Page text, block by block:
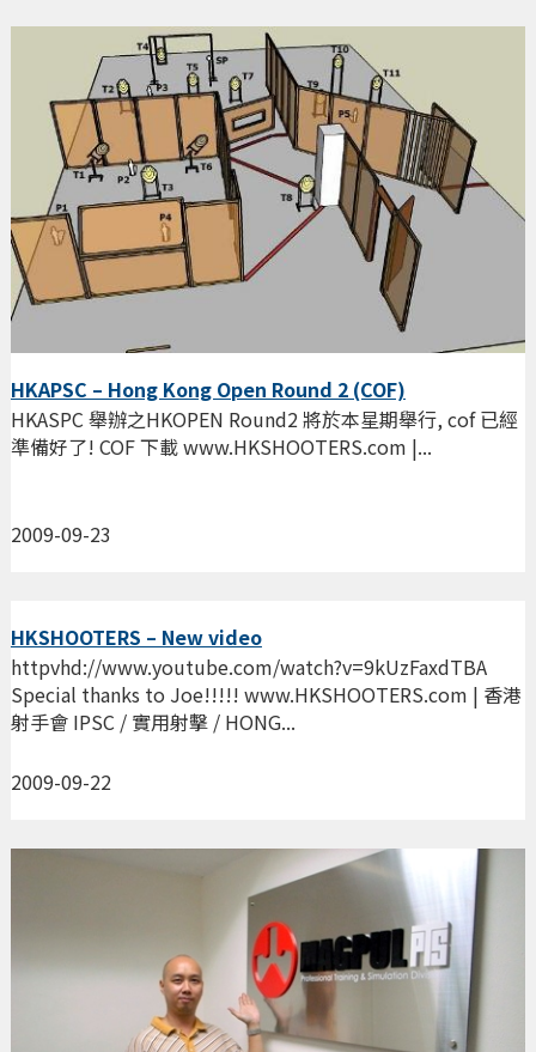
HKAPSC – Hong Kong Open Round 2 (COF)
2009-09-23
HKASPC 舉辦之HKOPEN Round2 將於本星期舉行, cof 已經
準備好了! COF 下載 www.HKSHOOTERS.com |...
HKSHOOTERS – New video
2009-09-22
httpvhd://www.youtube.com/watch?v=9kUzFaxdTBA
Special thanks to Joe!!!!! www.HKSHOOTERS.com | 香港
射手會 IPSC / 實用射擊 / HONG...